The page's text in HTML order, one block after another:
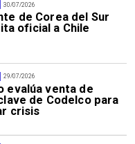
30/07/2026
de Corea del Sur
oficial a Chile
29/07/2026
evalúa venta de
de Codelco para
crisis